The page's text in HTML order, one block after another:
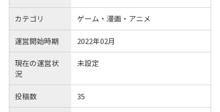
カテゴリ ゲーム・漫画・アニメ
運営開始時期 2022年02月
現在の運営状
況
未設定
投稿数 35